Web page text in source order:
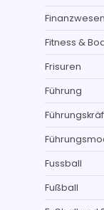
Fitness &
Frisuren
Führung
Fussball
Fußball